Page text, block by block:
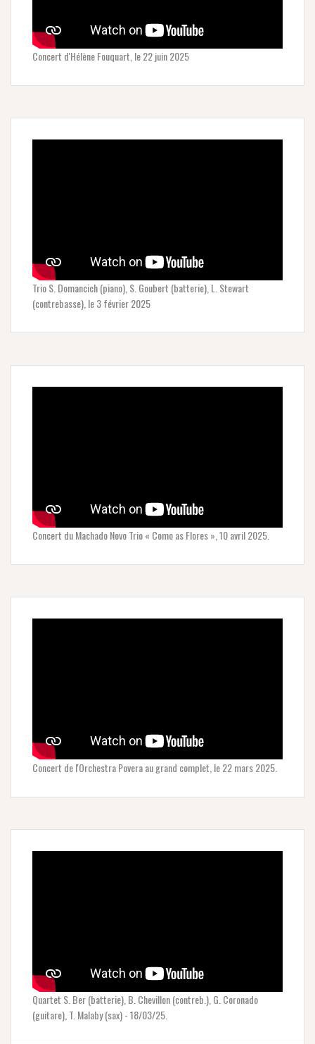
Concert d'Hélène Fouquart, le 22 juin 2025
Trio S. Domancich (piano), S. Goubert (batterie), L. Stewart
(contrebasse), le 3 février 2025
Concert du Machado Novo Trio « Como as Flores », 10 avril 2025.
Concert de l'Orchestra Povera au grand complet, le 22 mars 2025.
Quartet S. Ber (batterie), B. Chevillon (contreb.), G. Coronado
(guitare), T. Malaby (sax) - 18/03/25.